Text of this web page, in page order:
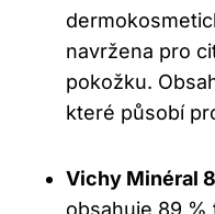
navržena pro
pokožku.
které působí
Vichy Minéral
obsahuje 89 %